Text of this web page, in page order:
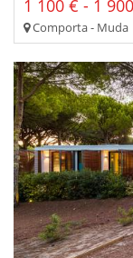
1 100 € - 1
Comporta - Muda